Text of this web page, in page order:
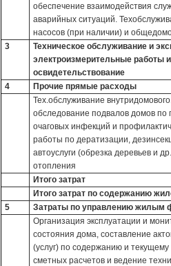
обеспечение взаимодействия
аварийных ситуаций.
насосов (при наличии) и
3
Техническое обслуживание и
электроизмерительные работы
освидетельствование
4
Прочие прямые расходы
Тех.обслуживание
обследование подвалов домов по
очаговых инфекций и
работы по дератизации,
автоуслуги (обрезка деревьев и
отопления
Итого затрат
Итого затрат по содержанию
5
Затраты по управлению жилым
Организация эксплуатации и
состояния дома, составление
(услуг) по содержанию и текущему
сметных расчетов и ведение